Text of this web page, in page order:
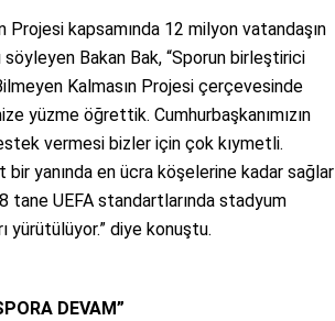
Projesi kapsamında 12 milyon vatandaşın
Bakan Bak, “Sporun birleştirici
Kalmasın Projesi çerçevesinde
yüzme öğrettik. Cumhurbaşkanımızın
vermesi bizler için çok kıymetli.
yanında en ücra köşelerine kadar sağlar
UEFA standartlarında stadyum
yürütülüyor.” diye konuştu.
DEVAM”